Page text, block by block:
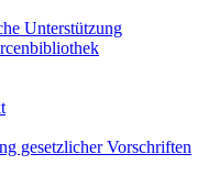
Unterstützung
gesetzlicher Vorschriften